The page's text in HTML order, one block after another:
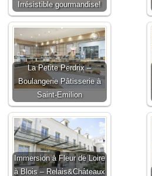
Irrésistible gourmandise!
La Petite Perdrix –
Boulangerie Pâtisserie à
Saint-Emilion
Immersion à Fleur de Loire
à Blois – Relais&Châteaux